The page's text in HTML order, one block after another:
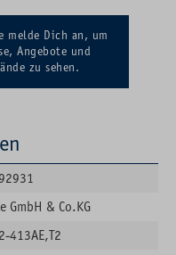
melde Dich an, um
Angebote und
zu sehen.
GmbH & Co.KG
413AE,T2